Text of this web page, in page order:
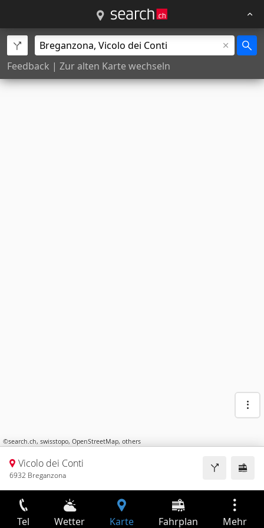
Feedback | Zur alten Karte wechseln
©search.ch, swisstopo, OpenStreetMap, others
Vicolo dei Conti
6932 Breganzona
Tel Wetter Karte Fahrplan Mehr